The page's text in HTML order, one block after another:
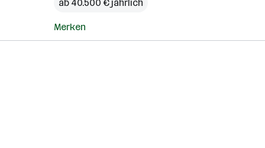
ab 40.500 € jährlich
Merken